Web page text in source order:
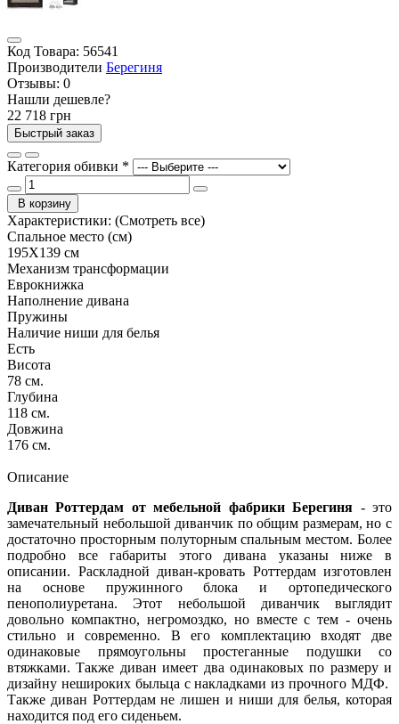
Код Товара: 56541
Производители Берегиня
Отзывы: 0
Нашли дешевле?
22 718 грн
Быстрый заказ
Категория обивки *
В корзину
Характеристики: (Смотреть все)
Спальное место (см)
195Х139 см
Механизм трансформации
Еврокнижка
Наполнение дивана
Пружины
Наличие ниши для белья
Есть
Висота
78 см.
Глубина
118 см.
Довжина
176 см.
Описание
Диван Роттердам от мебельной фабрики Берегиня - это
замечательный небольшой диванчик по общим размерам, но с
достаточно просторным полуторным спальным местом. Более
подробно все габариты этого дивана указаны ниже в
описании. Раскладной диван-кровать Роттердам изготовлен
на основе пружинного блока и ортопедического
пенополиуретана. Этот небольшой диванчик выглядит
довольно компактно, негромоздко, но вместе с тем - очень
стильно и современно. В его комплектацию входят две
одинаковые прямоугольны простеганные подушки со
втяжками. Также диван имеет два одинаковых по размеру и
дизайну нешироких быльца с накладками из прочного МДФ.
Также диван Роттердам не лишен и ниши для белья, которая
находится под его сиденьем.